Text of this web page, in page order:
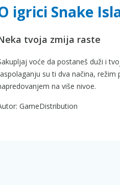
igrici Snake
tvoja zmija raste
voće da postaneš duži i
su ti dva načina,
na više nivoe.
GameDistribution